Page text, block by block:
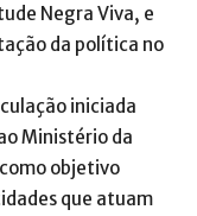
Negra Viva, e
da política no
iniciada
Ministério da
objetivo
que atuam